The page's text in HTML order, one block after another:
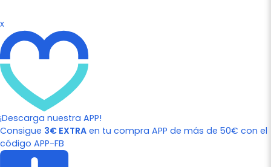
x
¡Descarga nuestra APP!
Consigue 3€ EXTRA en tu compra APP de más de 50€ con el
código APP-FB